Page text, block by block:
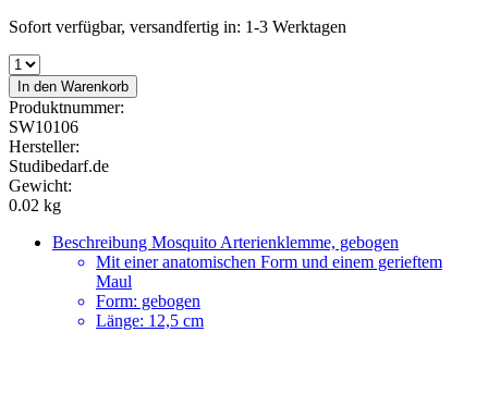
Sofort verfügbar, versandfertig in: 1-3 Werktagen
In den Warenkorb
Produktnummer:
SW10106
Hersteller:
Studibedarf.de
Gewicht:
0.02 kg
Beschreibung Mosquito Arterienklemme, gebogen
Mit einer anatomischen Form und einem gerieftem
Maul
Form: gebogen
Länge: 12,5 cm